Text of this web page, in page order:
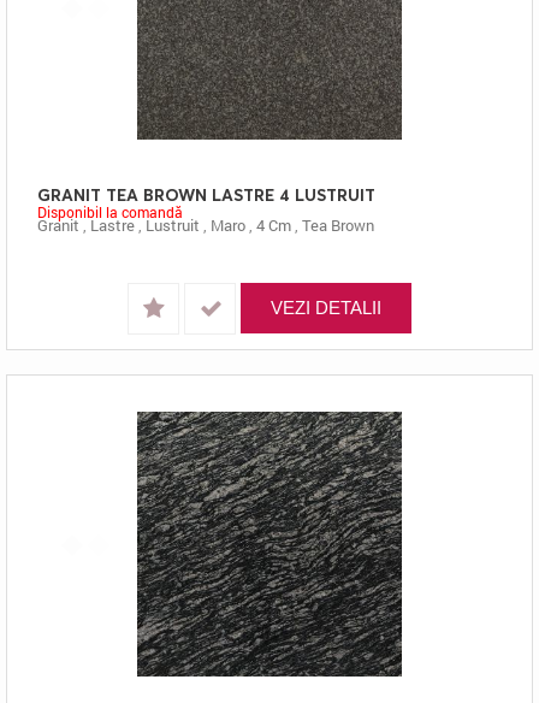
GRANIT TEA BROWN LASTRE 4 LUSTRUIT
Granit,Lastre,Lustruit Maro 4 Cm Tea Brown
Disponibil la comandă
VEZI DETALII